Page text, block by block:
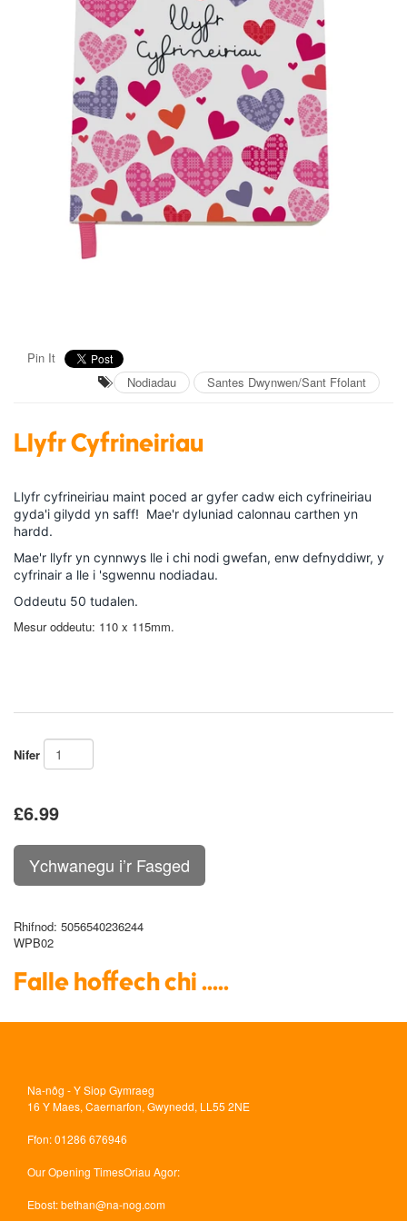
Pin It
Nodiadau
Santes Dwynwen/Sant Ffolant
Llyfr Cyfrineiriau
Llyfr cyfrineiriau maint poced ar gyfer cadw eich cyfrineiriau
gyda'i gilydd yn saff! Mae'r dyluniad calonnau carthen yn
hardd.
Mae'r llyfr yn cynnwys lle i chi nodi gwefan, enw defnyddiwr, y
cyfrinair a lle i 'sgwennu nodiadau.
Oddeutu 50 tudalen.
Mesur oddeutu: 110 x 115mm.
Nifer
£6.99
Rhifnod: 5056540236244
WPB02
Falle hoffech chi .....
Na-nôg - Y Siop Gymraeg
16 Y Maes, Caernarfon, Gwynedd, LL55 2NE
Ffon: 01286 676946
Our Opening TimesOriau Agor:
Ebost:bethan@na-nog.com